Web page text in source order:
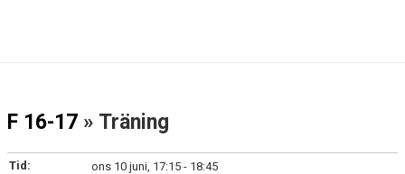
F 16-17 » Träning
Tid:
ons 10 juni, 17:15 - 18:45